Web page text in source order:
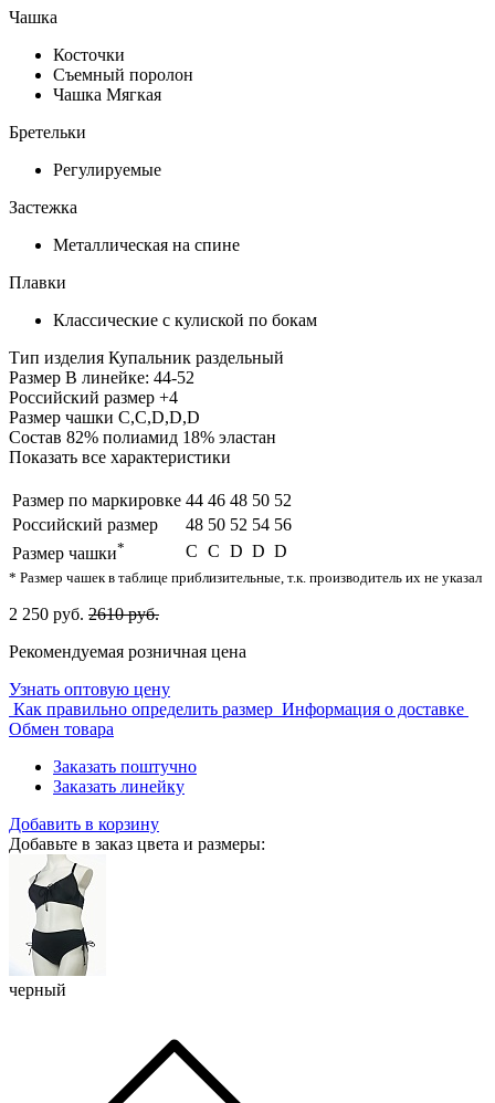
Чашка
Косточки
Съемный поролон
Чашка Мягкая
Бретельки
Регулируемые
Застежка
Металлическая на спине
Плавки
Классические с кулиской по бокам
Тип изделия Купальник раздельный
Размер В линейке: 44-52
Российский размер +4
Размер чашки C,С,D,D,D
Состав 82% полиамид 18% эластан
Показать все характеристики
Размер по маркировке 44 46 48 50 52
Российский размер
48 50 52 54 56
Размер чашки* C С D D D
* Размер чашек в таблице приблизительные, т.к. производитель их не указал
2 250 руб. 2610 руб.
Рекомендуемая розничная цена
Узнать оптовую цену
Как правильно определить размер Информация о доставке
Обмен товара
Заказать поштучно
Заказать линейку
Добавить в корзину
Добавьте в заказ цвета и размеры:
черный